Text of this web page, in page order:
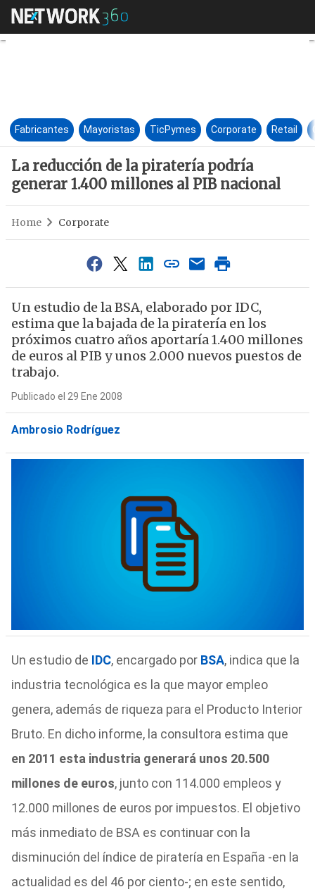
La reducción de la piratería
Fabricantes Mayoristas TicPymes Corporate Retail
La reducción de la piratería podría
generar 1.400 millones al PIB nacional
Home Corporate
Un estudio de la BSA, elaborado por IDC,
estima que la bajada de la piratería en los
próximos cuatro años aportaría 1.400 millones
de euros al PIB y unos 2.000 nuevos puestos de
trabajo.
Publicado el 29 Ene 2008
Ambrosio Rodríguez
Un estudio de IDC, encargado por BSA, indica que la
industria tecnológica es la que mayor empleo
genera, además de riqueza para el Producto Interior
Bruto. En dicho informe, la consultora estima que
en 2011 esta industria generará unos 20.500
millones de euros, junto con 114.000 empleos y
12.000 millones de euros por impuestos. El objetivo
más inmediato de BSA es continuar con la
disminución del índice de piratería en España -en la
actualidad es del 46 por ciento-; en este sentido,